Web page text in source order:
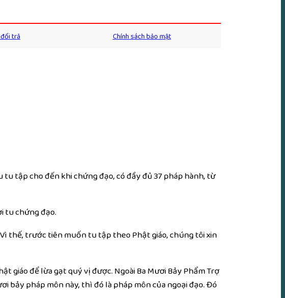
trả Chính sách bảo mật
tập cho đến khi chứng đạo, có đầy đủ 37 pháp hành, từ
tu chứng đạo.
thế, trước tiên muốn tu tập theo Phật giáo, chúng tôi xin
giáo để lừa gạt quý vị được. Ngoài Ba Mươi Bảy Phẩm Trợ
bảy pháp môn này, thì đó là pháp môn của ngoại đạo. Đó